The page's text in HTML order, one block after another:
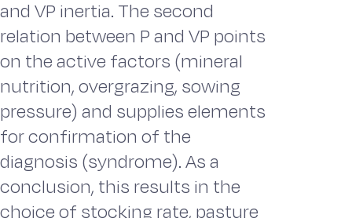
and VP inertia. The second
relation between P and VP points
on the active factors (mineral
nutrition, overgrazing, sowing
pressure) and supplies elements
for confirmation of the
diagnosis (syndrome). As a
conclusion, this results in the
choice of stocking rate, pasture